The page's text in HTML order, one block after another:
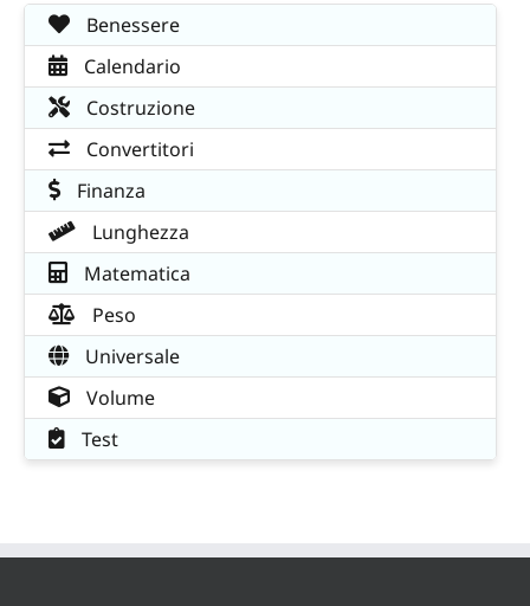
Benessere
Calendario
Costruzione
Convertitori
Finanza
Lunghezza
Matematica
Peso
Universale
Volume
Test